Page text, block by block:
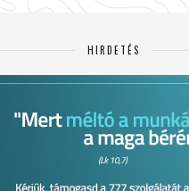
HIRDETÉS